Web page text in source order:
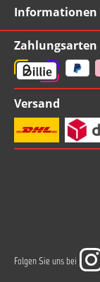
Informationen
Zahlungsarten
Versand
Folgen Sie uns bei